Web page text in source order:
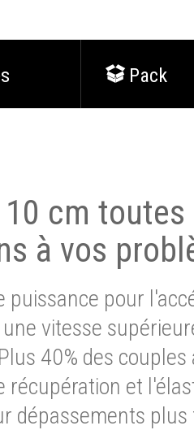
Pack
10 cm toutes
à vos
puissance pour
vitesse
40% des couples
récupération et
dépassements plus